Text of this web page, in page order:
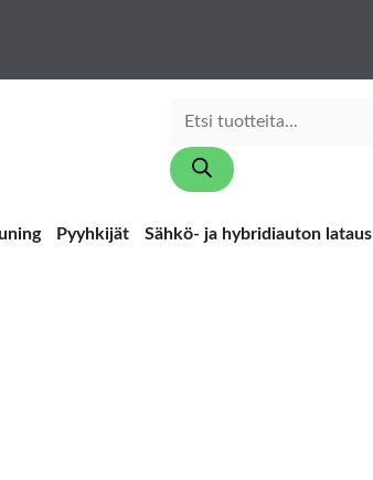
Products
search
Pyyhkijät Sähkö- ja hybridiauton lataus